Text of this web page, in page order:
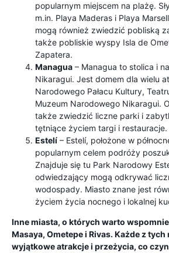
popularnym miejscem na plażę.
m.in. Playa Maderas i Playa
mogą również zwiedzić pobliską
także pobliskie wyspy Isla de
Zapatera.
Managua – Managua to stolica i
Nikaragui. Jest domem dla wielu
Narodowego Pałacu Kultury,
Muzeum Narodowego Nikaragui.
także zwiedzić liczne parki i
tętniące życiem targi i restauracje.
Estelí – Estelí, położone w
popularnym celem podróży
Znajduje się tu Park Narodowy
odwiedzający mogą odkrywać
wodospady. Miasto znane jest
życiem życia nocnego i lokalnej
Inne miasta, o których warto
Masaya, Ometepe i Rivas. Każde z
wyjątkowe atrakcje i przeżycia, co